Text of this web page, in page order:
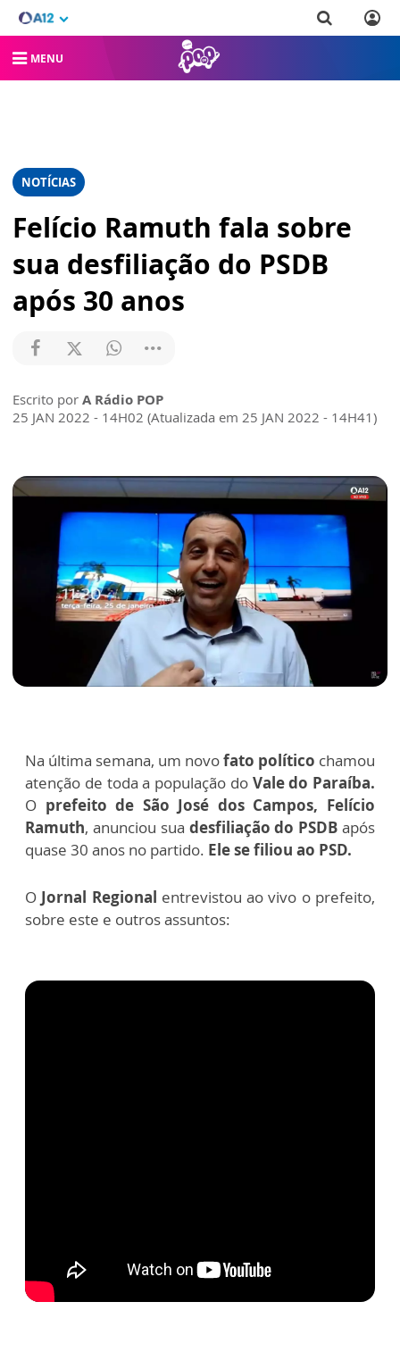
MENU
NOTÍCIAS
Felício Ramuth fala sobre
sua desfiliação do PSDB
após 30 anos
Escrito por A Rádio POP
25 JAN 2022 - 14H02 (Atualizada em 25 JAN 2022 - 14H41)
Na última semana, um novofato político chamou
atenção de toda a população do Vale do Paraíba.
O prefeito de São José dos Campos, Felício
Ramuth, anunciou sua desfiliação do PSDB após
quase 30 anos no partido. Ele se filiou ao PSD.
O Jornal Regional entrevistou ao vivo o prefeito,
sobre este e outros assuntos: